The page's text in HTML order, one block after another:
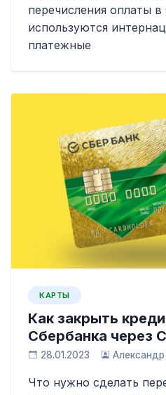
перечисления оплаты в
используются
платежные
КАРТЫ
Как закрыть
Сбербанка через
28.01.2023
Что нужно сделать